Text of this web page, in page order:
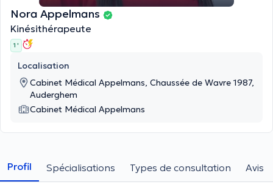
Nora Appelmans
Kinésithérapeute
1 '
Localisation
Cabinet Médical Appelmans, Chaussée de Wavre 1987,
Auderghem
Cabinet Médical Appelmans
Profil Spécialisations Types de consultation Avis